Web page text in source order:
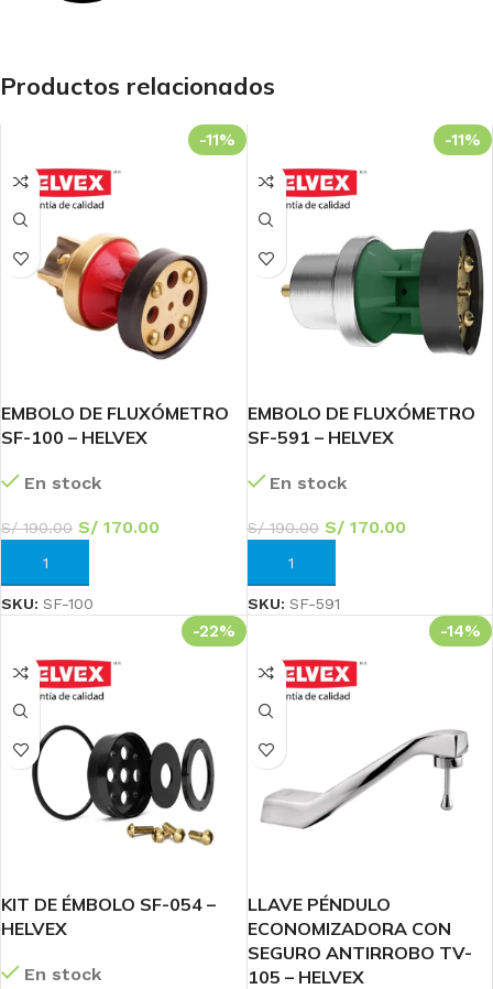
Productos relacionados
-11%
EMBOLO DE FLUXÓMETRO
SF-100 – HELVEX
En stock
S/190.00 S/ 170.00
AÑADIR AL CARRITO
SKU: SF-100
-11%
EMBOLO DE FLUXÓMETRO
SF-591 – HELVEX
En stock
S/190.00 S/170.00
AÑADIR AL CARRITO
SKU: SF-591
-22%
KIT DE ÉMBOLO SF-054 –
HELVEX
En stock
-14%
LLAVE PÉNDULO
ECONOMIZADORA CON
SEGURO ANTIRROBO TV-
105 – HELVEX